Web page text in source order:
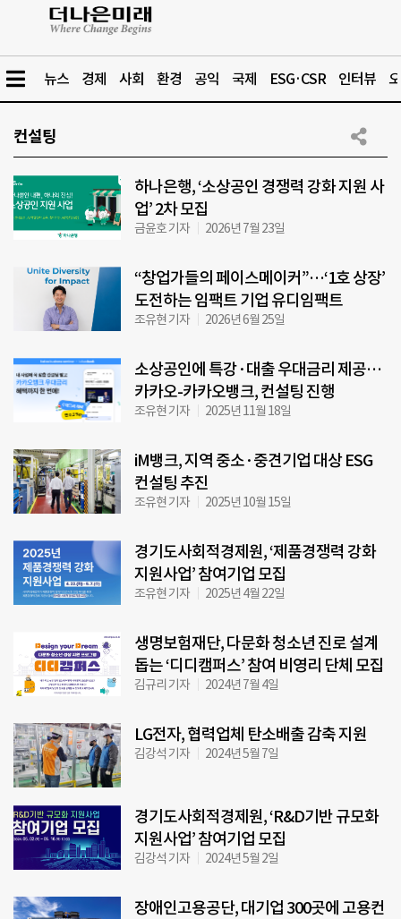
뉴스 경제 사회 환경 공익 국제 ESG·CSR 인터뷰
컨설팅
하나은행, ‘소상공인 경쟁력 강화 지원 사
업’ 2차 모집
금윤호 기자 2026년 7월 23일
“창업가들의 페이스메이커”…‘1호 상장’
도전하는 임팩트 기업 유디임팩트
조유현 기자 2026년 6월 25일
소상공인에 특강·대출 우대금리 제공…
카카오-카카오뱅크, 컨설팅 진행
조유현 기자 2025년 11월 18일
iM뱅크, 지역 중소·중견기업 대상 ESG
컨설팅 추진
조유현 기자 2025년 10월 15일
경기도사회적경제원, ‘제품경쟁력 강화
지원사업’ 참여기업 모집
조유현 기자 2025년 4월 22일
생명보험재단, 다문화 청소년 진로 설계
돕는 ‘디디캠퍼스’ 참여 비영리 단체 모집
김규리 기자 2024년 7월 4일
LG전자, 협력업체 탄소배출 감축 지원
김강석 기자 2024년 5월 7일
경기도사회적경제원, ‘R&D기반 규모화
지원사업’ 참여기업 모집
김강석 기자 2024년 5월 2일
장애인고용공단, 대기업 300곳에 고용컨